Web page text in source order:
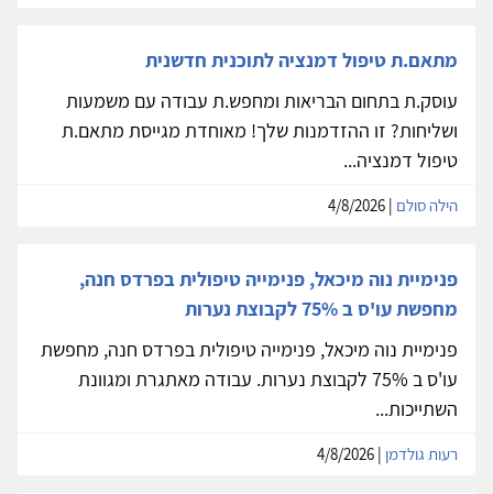
מתאם.ת טיפול דמנציה לתוכנית חדשנית
עוסק.ת בתחום הבריאות ומחפש.ת עבודה עם משמעות
ושליחות? זו ההזדמנות שלך! מאוחדת מגייסת מתאם.ת
טיפול דמנציה...
הילה סולם
פנימיית נוה מיכאל, פנימייה טיפולית בפרדס חנה,
מחפשת עו'ס ב 75% לקבוצת נערות
פנימיית נוה מיכאל, פנימייה טיפולית בפרדס חנה, מחפשת
עו'ס ב 75% לקבוצת נערות. עבודה מאתגרת ומגוונת
השתייכות...
רעות גולדמן